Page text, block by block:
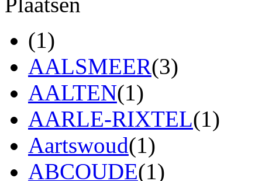
(1)
AALSMEER(3)
AALTEN(1)
AARLE-RIXTEL(1)
Aartswoud(1)
ABCOUDE(1)